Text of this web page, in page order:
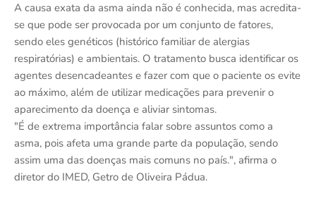
A causa exata da asma ainda não é conhecida, mas acredita-
se que pode ser provocada por um conjunto de fatores,
sendo eles genéticos (histórico familiar de alergias
respiratórias) e ambientais. O tratamento busca identificar os
agentes desencadeantes e fazer com que o paciente os evite
ao máximo, além de utilizar medicações para prevenir o
aparecimento da doença e aliviar sintomas.
"É de extrema importância falar sobre assuntos como a
asma, pois afeta uma grande parte da população, sendo
assim uma das doenças mais comuns no país.", afirma o
diretor do IMED, Getro de Oliveira Pádua.